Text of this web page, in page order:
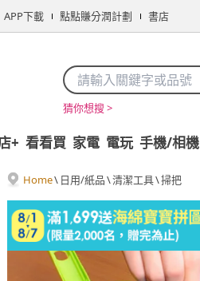
APP下載 點點賺分潤計劃 書店
猜你想搜 >
+ 看看買 家電 電玩 手機/相機
Home\ 日用/紙品\清潔工具\掃把